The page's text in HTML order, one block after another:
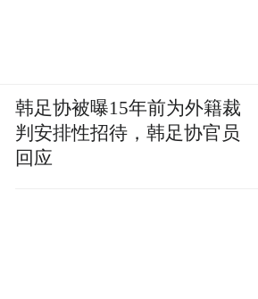
韩足协被曝15年前为外籍裁
判安排性招待，韩足协官员
回应